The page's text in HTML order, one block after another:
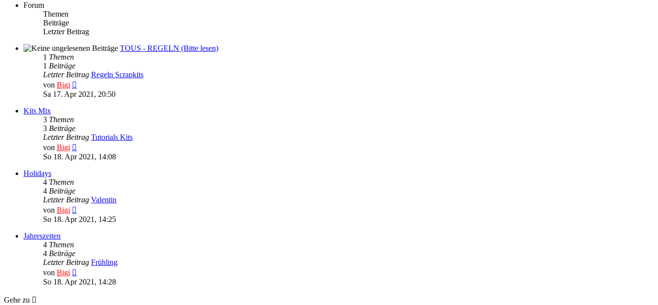
Forum
Themen
Beiträge
Letzter Beitrag
TOUS - REGELN (Bitte lesen)
1 Themen
1 Beiträge
Letzter Beitrag Regeln Scrapkits
von Bigi
Beitrag
Sa 17. Apr 2021, 20:50
Kits Mix
3 Themen
3 Beiträge
Letzter Beitrag Tutorials Kits
von Bigi
Beitrag
So 18. Apr 2021, 14:08
Holidays
4 Themen
4 Beiträge
Letzter Beitrag Valentin
von Bigi
Beitrag
So 18. Apr 2021, 14:25
Jahreszeiten
4 Themen
4 Beiträge
Letzter Beitrag Frühling
von Bigi
Beitrag
So 18. Apr 2021, 14:28
Gehe zu